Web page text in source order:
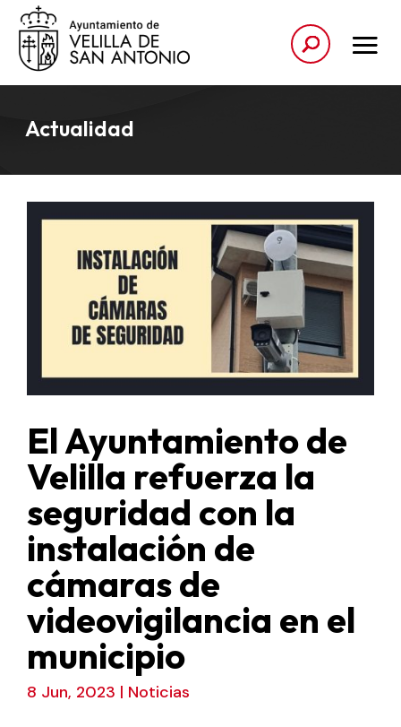
Actualidad
El Ayuntamiento de
Velilla refuerza la
seguridad con la
instalación de
cámaras de
videovigilancia en el
municipio
8 Jun, 2023 | Noticias